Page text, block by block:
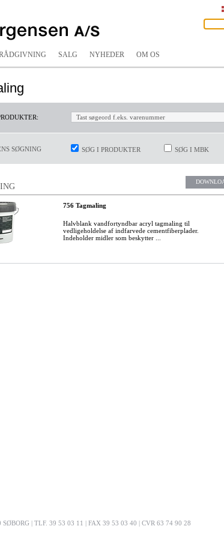
SALG NYHEDER OM OS
SØGNING SØG I PRODUKTER SØG I MBK
756 Tagmaling
Halvblank vandfortyndbar acryl tagmaling til
vedligeholdelse af indfarvede cementfiberplader.
Indeholder midler som beskytter ...
| TLF. 39 53 03 11 | FAX 39 53 03 40 | CVR 63 74 90 28